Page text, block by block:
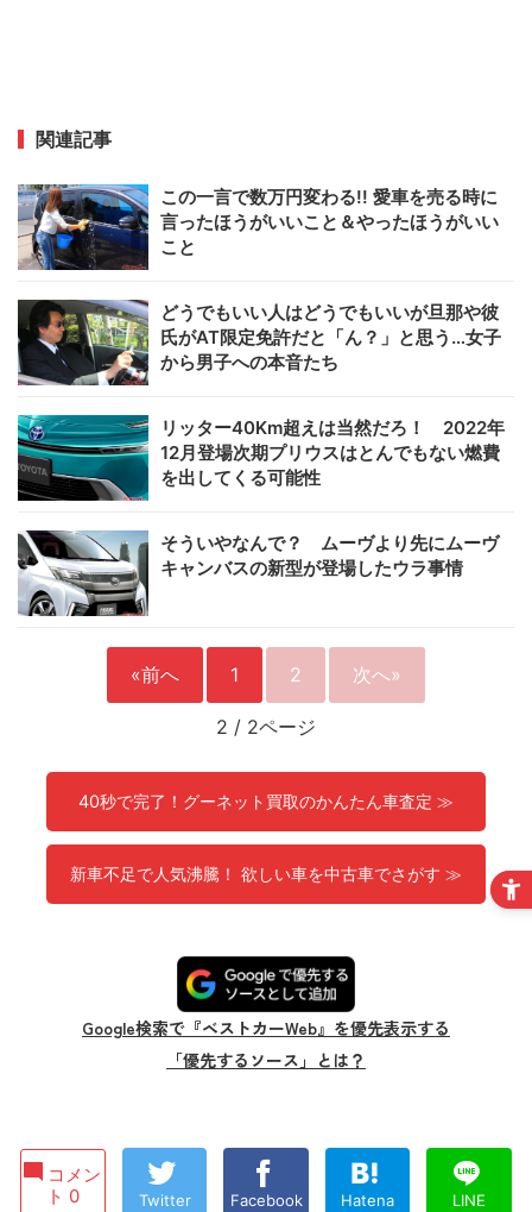
関連記事
この一言で数万円変わる!! 愛車を売る時に
言ったほうがいいこと＆やったほうがいい
こと
どうでもいい人はどうでもいいが旦那や彼
氏がAT限定免許だと「ん？」と思う…女子
から男子への本音たち
リッター40Km超えは当然だろ！ 2022年
12月登場次期プリウスはとんでもない燃費
を出してくる可能性
そういやなんで？ ムーヴより先にムーヴ
キャンバスの新型が登場したウラ事情
«前へ 1 2 次へ»
2 / 2ページ
40秒で完了！グーネット買取のかんたん車査定 ≫
新車不足で人気沸騰！ 欲しい車を中古車でさがす ≫
Google検索で『ベストカーWeb』を優先表示する
「優先するソース」とは？
コメン
ト 0
Twitter Facebook Hatena LINE